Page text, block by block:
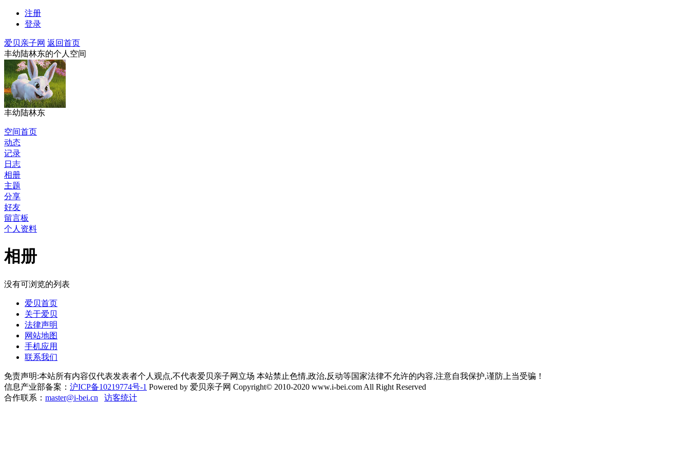
注册
登录
爱贝亲子网 返回首页
丰幼陆林东的个人空间
丰幼陆林东
空间首页
动态
记录
日志
相册
主题
分享
好友
留言板
个人资料
相册
没有可浏览的列表
爱贝首页
关于爱贝
法律声明
网站地图
手机应用
联系我们
免责声明:本站所有内容仅代表发表者个人观点,不代表爱贝亲子网立场 本站禁止色情,政治,反动等国家法律不允许的内容,注意自我保护,谨防上当受骗！
信息产业部备案： 沪ICP备10219774号-1 Powered by 爱贝亲子网 Copyright© 2010-2020 www.i-bei.com All Right Reserved
合作联系： master@i-bei.cn 访客统计